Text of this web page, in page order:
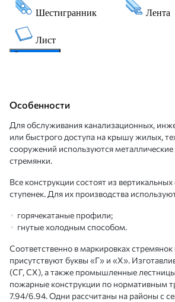
Особенности
Для обслуживания канализационных,
или быстрого доступа на крышу жилых,
сооружений используются
стремянки.
Все конструкции состоят из
ступенек. Для их производства
горячекатаные профили;
гнутые холодным способом.
Соответственно в маркировках стремянок
присутствуют буквы «Г» и «Х».
(СГ, СХ), а также промышленные
пожарные конструкции по нормативным
7.94/6.94. Одни рассчитаны на районы с